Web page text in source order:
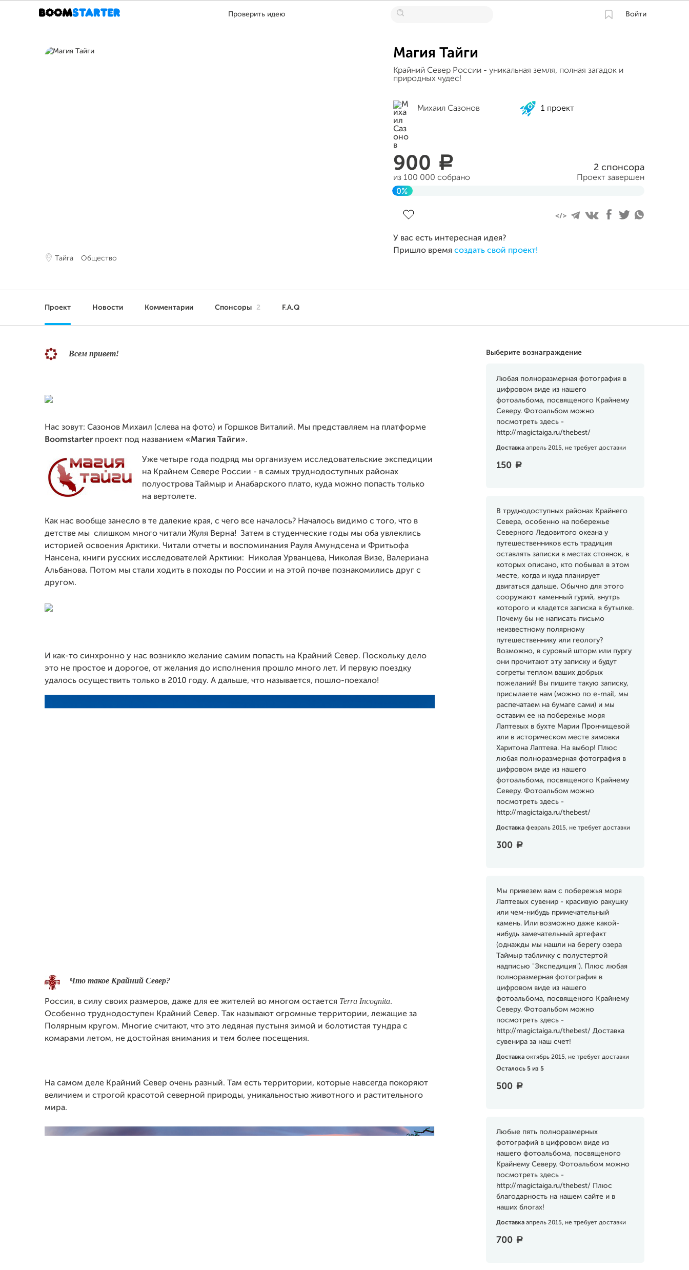
Проверить идею Войти
Тайга Общество
Магия Тайги
Крайний Север России - уникальная земля, полная загадок и
природных чудес!
Михаил Сазонов 1 проект
900 a
из 100 000 собрано
2 спонсора
Проект завершен
0%
У вас есть интересная идея?
Пришло время создать свой проект!
Проект Новости Комментарии Спонсоры 2 F.A.Q
Выберите вознаграждение
Любая полноразмерная фотография в
цифровом виде из нашего
фотоальбома, посвященого Крайнему
Северу. Фотоальбом можно
посмотреть здесь -
http://magictaiga.ru/thebest/
Доставка апрель 2015, не требует доставки
150 a
В труднодоступных районах Крайнего
Севера, особенно на побережье
Северного Ледовитого океана у
путешественников есть традиция
оставлять записки в местах стоянок, в
которых описано, кто побывал в этом
месте, когда и куда планирует
двигаться дальше. Обычно для этого
сооружают каменный гурий, внутрь
которого и кладется записка в бутылке.
Почему бы не написать письмо
неизвестному полярному
путешественнику или геологу?
Возможно, в суровый шторм или пургу
они прочитают эту записку и будут
согреты теплом ваших добрых
пожеланий! Вы пишите такую записку,
присылаете нам (можно по e-mail, мы
распечатаем на бумаге сами) и мы
оставим ее на побережье моря
Лаптевых в бухте Марии Прончищевой
или в историческом месте зимовки
Харитона Лаптева. На выбор! Плюс
любая полноразмерная фотография в
цифровом виде из нашего
фотоальбома, посвященого Крайнему
Северу. Фотоальбом можно
посмотреть здесь -
http://magictaiga.ru/thebest/
Доставка февраль 2015, не требует доставки
300 a
Мы привезем вам с побережья моря
Лаптевых сувенир - красивую ракушку
или чем-нибудь примечательный
камень. Или возможно даже какой-
нибудь замечательный артефакт
(однажды мы нашли на берегу озера
Таймыр табличку с полустертой
надписью "Экспедиция"). Плюс любая
полноразмерная фотография в
цифровом виде из нашего
фотоальбома, посвященого Крайнему
Северу. Фотоальбом можно
посмотреть здесь -
http://magictaiga.ru/thebest/ Доставка
сувенира за наш счет!
Доставка октябрь 2015, не требует доставки
Осталось 5 из 5
500 a
Любые пять полноразмерных
фотографий в цифровом виде из
нашего фотоальбома, посвященого
Крайнему Северу. Фотоальбом можно
посмотреть здесь -
http://magictaiga.ru/thebest/ Плюс
благодарность на нашем сайте и в
наших блогах!
Доставка апрель 2015, не требует доставки
700 a
Всем привет!
Нас зовут: Сазонов Михаил (слева на фото) и Горшков Виталий. Мы представляем на платформе
Boomstarter проект под названием «Магия Тайги».
Уже четыре года подряд мы организуем исследовательские экспедиции
на Крайнем Севере России - в самых труднодоступных районах
полуострова Таймыр и Анабарского плато, куда можно попасть только
на вертолете.
Как нас вообще занесло в те далекие края, с чего все началось? Началось видимо с того, что в
детстве мы слишком много читали Жуля Верна! Затем в студенческие годы мы оба увлеклись
историей освоения Арктики. Читали отчеты и воспоминания Рауля Амундсена и Фритьофа
Нансена, книги русских исследователей Арктики: Николая Урванцева, Николая Визе, Валериана
Альбанова. Потом мы стали ходить в походы по России и на этой почве познакомились друг с
другом.
И как-то синхронно у нас возникло желание самим попасть на Крайний Север. Поскольку дело
это не простое и дорогое, от желания до исполнения прошло много лет. И первую поездку
удалось осуществить только в 2010 году. А дальше, что называется, пошло-поехало!
Что такое Крайний Север?
Россия, в силу своих размеров, даже для ее жителей во многом остается Terra Incognita.
Особенно труднодоступен Крайний Север. Так называют огромные территории, лежащие за
Полярным кругом. Многие считают, что это ледяная пустыня зимой и болотистая тундра с
комарами летом, не достойная внимания и тем более посещения.
На самом деле Крайний Север очень разный. Там есть территории, которые навсегда покоряют
величием и строгой красотой северной природы, уникальностью животного и растительного
мира.